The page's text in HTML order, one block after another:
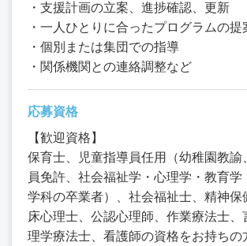
・支援計画の立案、進捗確認、更新
・一人ひとりに合ったプログラムの提
・個別または集団での指導
・関係機関との連絡調整など
応募資格
【歓迎資格】
保育士、児童指導員任用（幼稚園教諭
員免許、社会福祉学・心理学・教育学
学科の卒業者）、社会福祉士、精神保
床心理士、公認心理師、作業療法士、
理学療法士、看護師の資格をお持ちの